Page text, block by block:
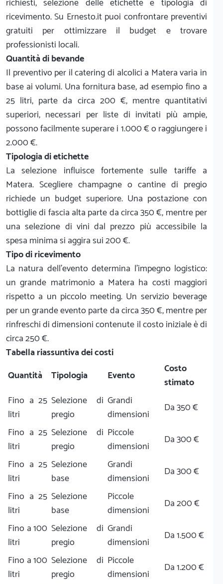
ricevimento. Su Ernesto.it puoi confrontare preventivi
gratuiti per ottimizzare il budget e trovare
professionisti locali.
Quantità di bevande
Il preventivo per il catering di alcolici a Matera varia in
base ai volumi. Una fornitura base, ad esempio fino a
25 litri, parte da circa 200 €, mentre quantitativi
superiori, necessari per liste di invitati più ampie,
possono facilmente superare i 1.000 € o raggiungere i
2.000 €.
Tipologia di etichette
La selezione influisce fortemente sulle tariffe a
Matera. Scegliere champagne o cantine di pregio
richiede un budget superiore. Una postazione con
bottiglie di fascia alta parte da circa 350 €, mentre per
una selezione di vini dal prezzo più accessibile la
spesa minima si aggira sui 200 €.
Tipo di ricevimento
La natura dell'evento determina l'impegno logistico:
un grande matrimonio a Matera ha costi maggiori
rispetto a un piccolo meeting. Un servizio beverage
per un grande evento parte da circa 350 €, mentre per
rinfreschi di dimensioni contenute il costo iniziale è di
circa 250 €.
Tabella riassuntiva dei costi
Quantità Tipologia Evento
Costo
stimato
Fino a 25
litri
Selezione di
pregio
Grandi
dimensioni
Da 350 €
Fino a 25
litri
Selezione di
pregio
Piccole
dimensioni
Da 300 €
Fino a 25
litri
Selezione
base
Grandi
dimensioni
Da 300 €
Fino a 25
litri
Selezione
base
Piccole
dimensioni
Da 200 €
Fino a 100
litri
Selezione di
pregio
Grandi
dimensioni
Da 1.500 €
Fino a 100
litri
Selezione di
pregio
Piccole
dimensioni
Da 1.200 €